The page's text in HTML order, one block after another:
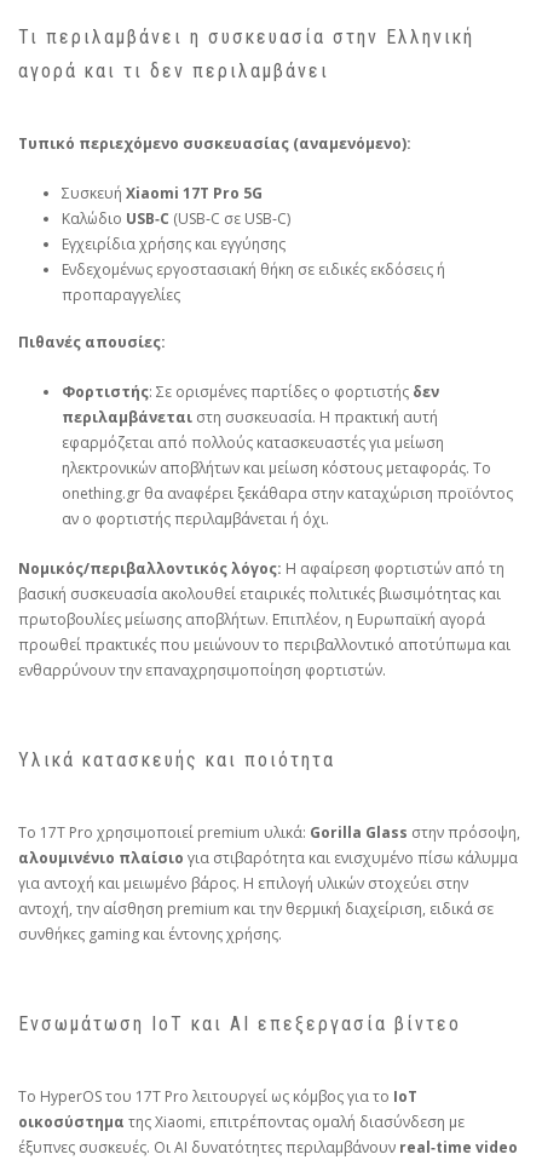
Τι περιλαμβάνει η συσκευασία στην Ελληνική
αγορά και τι δεν περιλαμβάνει
Τυπικό περιεχόμενο συσκευασίας (αναμενόμενο):
Συσκευή Xiaomi 17T Pro 5G
Καλώδιο USB‑C (USB‑C σε USB‑C)
Εγχειρίδια χρήσης και εγγύησης
Ενδεχομένως εργοστασιακή θήκη σε ειδικές εκδόσεις ή
προπαραγγελίες
Πιθανές απουσίες:
Φορτιστής: Σε ορισμένες παρτίδες ο φορτιστής δεν
περιλαμβάνεται στη συσκευασία. Η πρακτική αυτή
εφαρμόζεται από πολλούς κατασκευαστές για μείωση
ηλεκτρονικών αποβλήτων και μείωση κόστους μεταφοράς. Το
onething.gr θα αναφέρει ξεκάθαρα στην καταχώριση προϊόντος
αν ο φορτιστής περιλαμβάνεται ή όχι.
Νομικός/περιβαλλοντικός λόγος: Η αφαίρεση φορτιστών από τη
βασική συσκευασία ακολουθεί εταιρικές πολιτικές βιωσιμότητας και
πρωτοβουλίες μείωσης αποβλήτων. Επιπλέον, η Ευρωπαϊκή αγορά
προωθεί πρακτικές που μειώνουν το περιβαλλοντικό αποτύπωμα και
ενθαρρύνουν την επαναχρησιμοποίηση φορτιστών.
Υλικά κατασκευής και ποιότητα
Το 17T Pro χρησιμοποιεί premium υλικά: Gorilla Glass στην πρόσοψη,
αλουμινένιο πλαίσιο για στιβαρότητα και ενισχυμένο πίσω κάλυμμα
για αντοχή και μειωμένο βάρος. Η επιλογή υλικών στοχεύει στην
αντοχή, την αίσθηση premium και την θερμική διαχείριση, ειδικά σε
συνθήκες gaming και έντονης χρήσης.
Ενσωμάτωση IoT και AI επεξεργασία βίντεο
Το HyperOS του 17T Pro λειτουργεί ως κόμβος για το IoT
οικοσύστημα της Xiaomi, επιτρέποντας ομαλή διασύνδεση με
έξυπνες συσκευές. Οι AI δυνατότητες περιλαμβάνουν real‑time video